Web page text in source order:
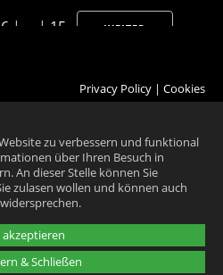
akzeptieren
& Schließen
zu verbessern und funktional
über Ihren Besuch in
An dieser Stelle können Sie
zulasen wollen und können auch
6 | ... | 15 WEITER
Privacy Policy | Cookies